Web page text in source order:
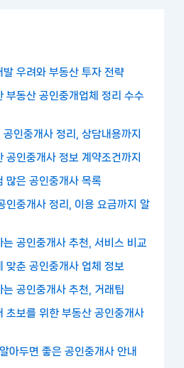
우려와 부동산 투자 전략
부동산 공인중개업체 정리 수수
인중개사 정리, 상담내용까지
공인중개사 정보 계약조건까지
많은 공인중개사 목록
인중개사 정리, 이용 요금까지 알
공인중개사 추천, 서비스 비교
맞춘 공인중개사 업체 정보
공인중개사 추천, 거래팁
초보를 위한 부동산 공인중개사
아두면 좋은 공인중개사 안내